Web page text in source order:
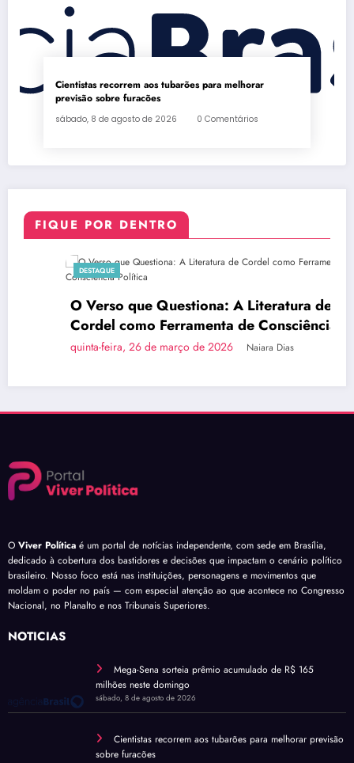
Cientistas recorrem aos tubarões para melhorar
previsão sobre furacões
sábado, 8 de agosto de 2026 0 Comentários
FIQUE POR DENTRO
DESTAQUE
O Verso que Questiona: A Literatura de
Cordel como Ferramenta de Consciência
Política
quinta-feira, 26 de março de 2026 Naiara Dias
O Viver Política é um portal de notícias independente, com sede em Brasília,
dedicado à cobertura dos bastidores e decisões que impactam o cenário político
brasileiro. Nosso foco está nas instituições, personagens e movimentos que
moldam o poder no país — com especial atenção ao que acontece no Congresso
Nacional, no Planalto e nos Tribunais Superiores.
NOTÍCIAS
Mega-Sena sorteia prêmio acumulado de R$ 165
milhões neste domingo
sábado, 8 de agosto de 2026
Cientistas recorrem aos tubarões para melhorar previsão
sobre furacões